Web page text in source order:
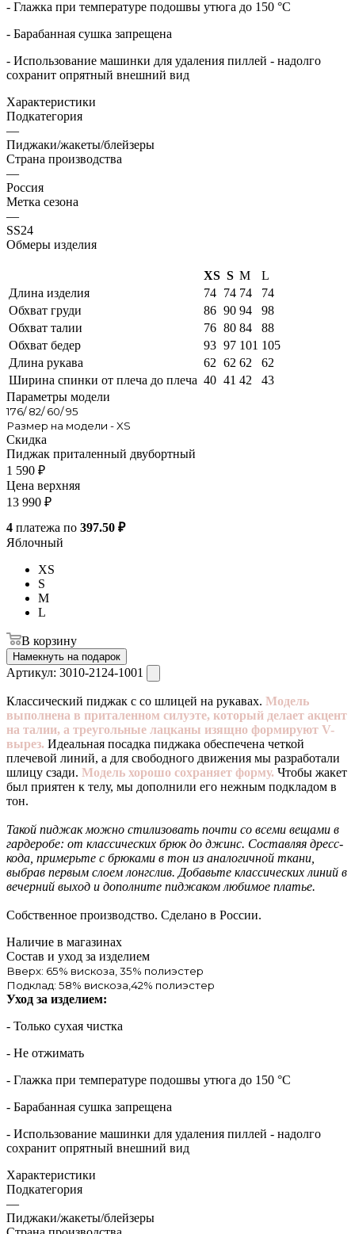
- Глажка при температуре подошвы утюга до 150 °C
- Барабанная сушка запрещена
- Использование машинки для удаления пиллей - надолго
сохранит опрятный внешний вид
Характеристики
Подкатегория
—
Пиджаки/жакеты/блейзеры
Страна производства
—
Россия
Метка сезона
—
SS24
Обмеры изделия
XS S M
L
Длина изделия
74 74 74
74
Обхват груди
86 90 94
98
Обхват талии
76 80 84
88
Обхват бедер
93 97 101 105
Длина рукава
62 62 62
62
Ширина спинки от плеча до плеча 40 41 42
43
Параметры модели
176/ 82/ 60/ 95
Размер на модели - XS
Скидка
Пиджак приталенный двубортный
1 590 ₽
Цена верхняя
13 990 ₽
4 платежа по 397.50 ₽
Яблочный
XS
S
M
L
В корзину
Намекнуть на подарок
Артикул: 3010-2124-1001
Классический пиджак с со шлицей на рукавах. Модель
выполнена в приталенном силуэте, который делает акцент
на талии, а треугольные лацканы изящно формируют V-
вырез. Идеальная посадка пиджака обеспечена четкой
плечевой линий, а для свободного движения мы разработали
шлицу сзади. Модель хорошо сохраняет форму. Чтобы жакет
был приятен к телу, мы дополнили его нежным подкладом в
тон.
Такой пиджак можно стилизовать почти со всеми вещами в
гардеробе: от классических брюк до джинс. Составляя дресс-
кода, примерьте с брюками в тон из аналогичной ткани,
выбрав первым слоем лонгслив. Добавьте классических линий в
вечерний выход и дополните пиджаком любимое платье.
Собственное производство. Сделано в России.
Наличие в магазинах
Состав и уход за изделием
Вверх: 65% вискоза, 35% полиэстер
Подклад: 58% вискоза,42% полиэстер
Уход за изделием:
- Только сухая чистка
- Не отжимать
- Глажка при температуре подошвы утюга до 150 °C
- Барабанная сушка запрещена
- Использование машинки для удаления пиллей - надолго
сохранит опрятный внешний вид
Характеристики
Подкатегория
—
Пиджаки/жакеты/блейзеры